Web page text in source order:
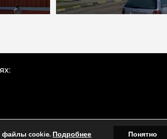
файлы cookie. Подробнее Понятно